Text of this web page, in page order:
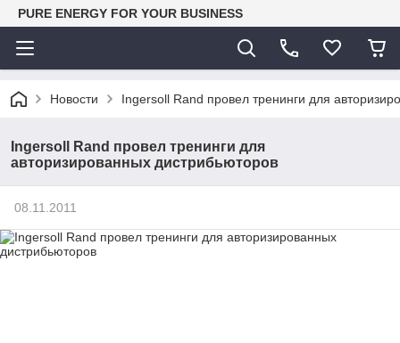
PURE ENERGY FOR YOUR BUSINESS
Новости Ingersoll Rand провел тренинги для
Ingersoll Rand провел тренинги для
авторизированных дистрибьюторов
08.11.2011